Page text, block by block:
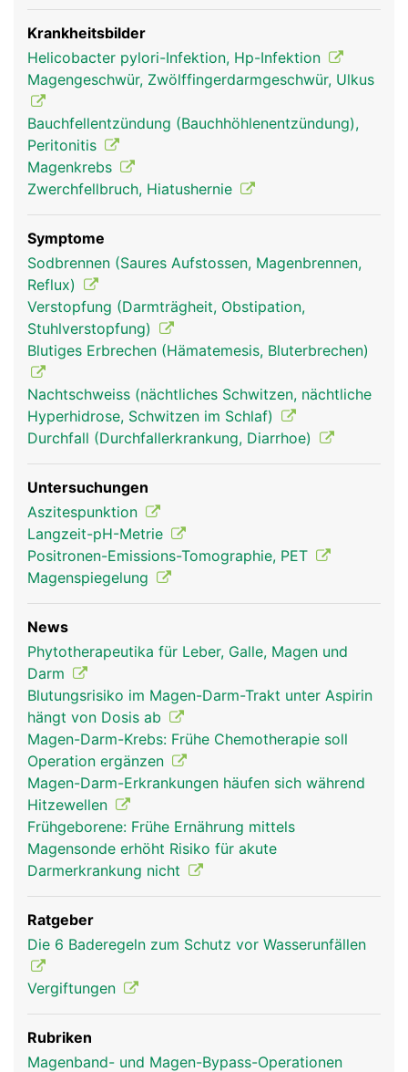
Krankheitsbilder
Helicobacter pylori-Infektion, Hp-Infektion
Magengeschwür, Zwölffingerdarmgeschwür, Ulkus
Bauchfellentzündung (Bauchhöhlenentzündung),
Peritonitis
Magenkrebs
Zwerchfellbruch, Hiatushernie
Symptome
Sodbrennen (Saures Aufstossen, Magenbrennen,
Reflux)
Verstopfung (Darmträgheit, Obstipation,
Stuhlverstopfung)
Blutiges Erbrechen (Hämatemesis, Bluterbrechen)
Nachtschweiss (nächtliches Schwitzen, nächtliche
Hyperhidrose, Schwitzen im Schlaf)
Durchfall (Durchfallerkrankung, Diarrhoe)
Untersuchungen
Aszitespunktion
Langzeit-pH-Metrie
Positronen-Emissions-Tomographie, PET
Magenspiegelung
News
Phytotherapeutika für Leber, Galle, Magen und
Darm
Blutungsrisiko im Magen-Darm-Trakt unter Aspirin
hängt von Dosis ab
Magen-Darm-Krebs: Frühe Chemotherapie soll
Operation ergänzen
Magen-Darm-Erkrankungen häufen sich während
Hitzewellen
Frühgeborene: Frühe Ernährung mittels
Magensonde erhöht Risiko für akute
Darmerkrankung nicht
Ratgeber
Die 6 Baderegeln zum Schutz vor Wasserunfällen
Vergiftungen
Rubriken
Magenband- und Magen-Bypass-Operationen